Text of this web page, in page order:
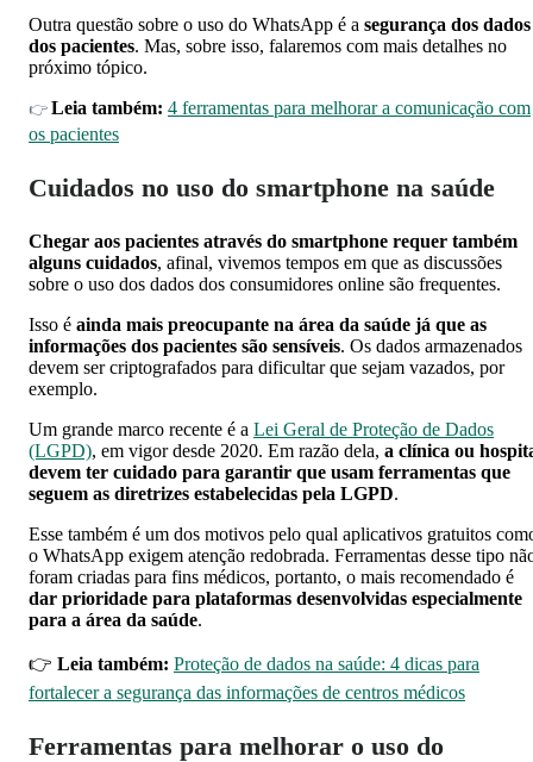
Outra questão sobre o uso do WhatsApp é a segurança dos dados
dos pacientes. Mas, sobre isso, falaremos com mais detalhes no
próximo tópico.
👉 Leia também: 4 ferramentas para melhorar a comunicação com
os pacientes
Cuidados no uso do smartphone na saúde
Chegar aos pacientes através do smartphone requer também
alguns cuidados, afinal, vivemos tempos em que as discussões
sobre o uso dos dados dos consumidores online são frequentes.
Isso é ainda mais preocupante na área da saúde já que as
informações dos pacientes são sensíveis. Os dados armazenados
devem ser criptografados para dificultar que sejam vazados, por
exemplo.
Um grande marco recente é a Lei Geral de Proteção de Dados
(LGPD), em vigor desde 2020. Em razão dela, a clínica ou
devem ter cuidado para garantir que usam ferramentas que
seguem as diretrizes estabelecidas pela LGPD.
Esse também é um dos motivos pelo qual aplicativos gratuitos
o WhatsApp exigem atenção redobrada. Ferramentas desse tipo
foram criadas para fins médicos, portanto, o mais recomendado é
dar prioridade para plataformas desenvolvidas especialmente
para a área da saúde.
👉 Leia também: Proteção de dados na saúde: 4 dicas para
fortalecer a segurança das informações de centros médicos
Ferramentas para melhorar o uso do